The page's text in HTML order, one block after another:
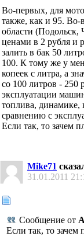
Во-первых, для
также, как и 95. Во-
области (Подольск,
ценами в 2 рубля и
залить в бак 50
100. К тому же у
копеек с литра, а
со 100 литров - 250
эксплуатации
топлива, динамике,
сравнению с
Если так, то зачем
Mike71
31.01.2011
Сообщение от
Если так, то зачем